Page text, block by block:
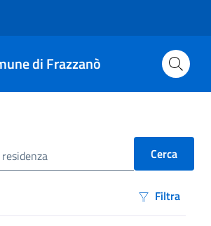
di Frazzanò
ricerca Filtra